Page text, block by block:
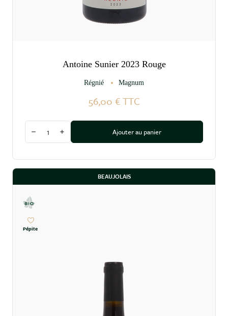
Antoine Sunier 2023 Rouge
Régnié Magnum
56,00 € TTC
Diminuer la quantité
Augmenter la quantitéAjouter au panier
BEAUJOLAIS
Pépite